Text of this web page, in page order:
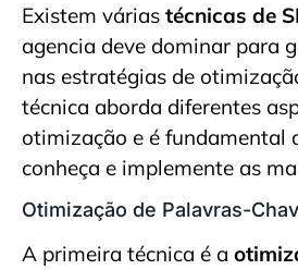
Existem várias técnicas de
agencia deve dominar para
nas estratégias de
técnica aborda diferentes
otimização e é fundamental
conheça e implemente as
Otimização de Palavras-
A primeira técnica é a